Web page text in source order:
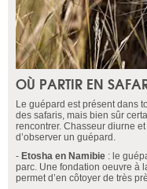
OÙ PARTIR EN
Le guépard est présent dans
des safaris, mais bien sûr
rencontrer. Chasseur diurne
d’observer un guépard.
- Etosha en Namibie : le
parc. Une fondation oeuvre à
permet d’en côtoyer de très